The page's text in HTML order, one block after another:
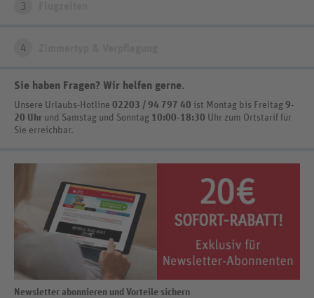
3
4
Sie haben Fragen? Wir helfen gerne.
Unsere Urlaubs-Hotline 02203 / 94 797 40 ist Montag bis Freitag 9-
20 Uhr und Samstag und Sonntag 10:00-18:30 Uhr zum Ortstarif für
Sie erreichbar.
Newsletter abonnieren und Vorteile sichern